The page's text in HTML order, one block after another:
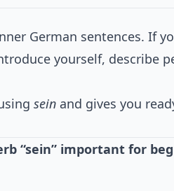
German sentences. If
yourself, describe
sein and gives you
“sein” important for